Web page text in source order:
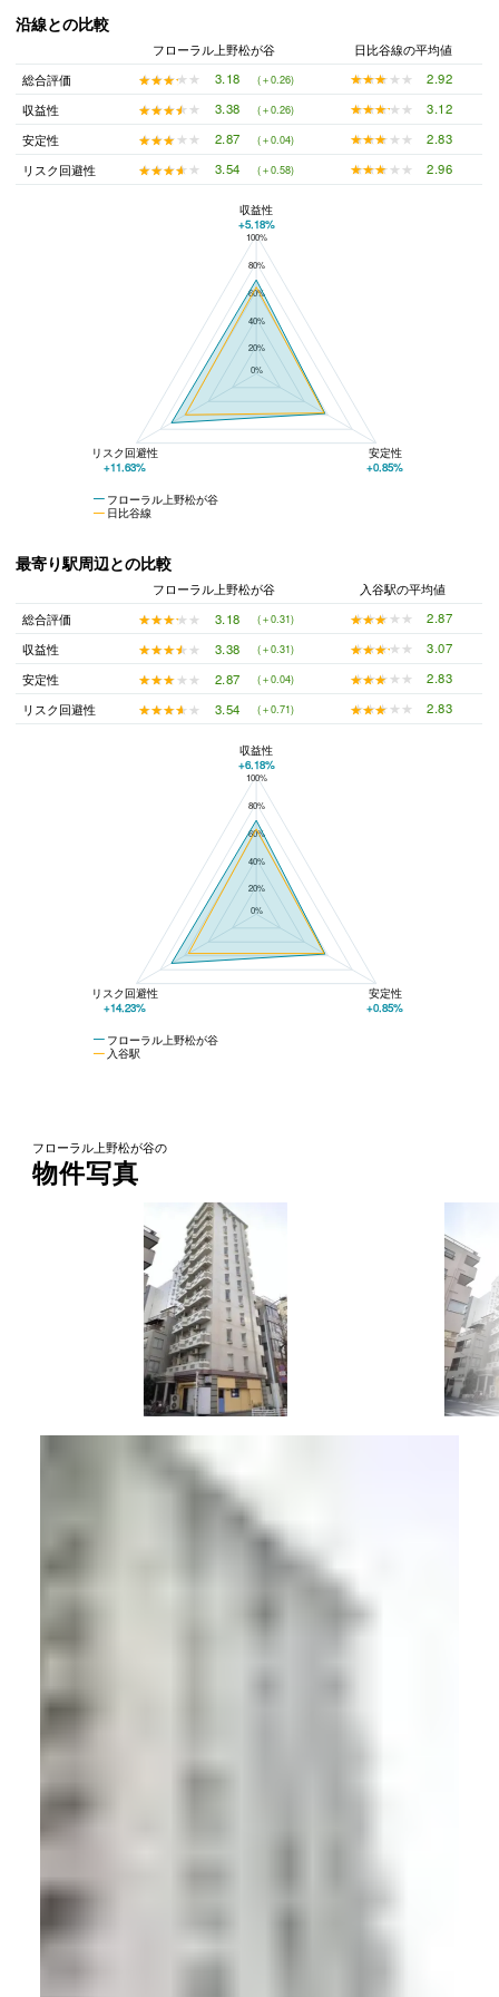
沿線との比較
フローラル上野松が谷
日比谷線の平均値
総合評価
★★★★★
★★★★★ 3.18 (＋0.26) ★★★★★
★★★★★
2.92
収益性
★★★★★
★★★★★ 3.38 (＋0.26) ★★★★★
★★★★★
3.12
安定性
★★★★★
★★★★★ 2.87 (＋0.04) ★★★★★
★★★★★
2.83
リスク回避性
★★★★★
★★★★★ 3.54 (＋0.58) ★★★★★
★★★★★ 2.96
フローラル上野松が谷と日比谷線の平均値の総合評価の比較
100%
80%
60%
40%
20%
0%
フローラル上野松が谷
日比谷線
収益性
+5.18%
リスク回避性
+11.63%
安定性
+0.85%
最寄り駅周辺との比較
フローラル上野松が谷
入谷駅の平均値
総合評価
★★★★★
★★★★★ 3.18 (＋0.31) ★★★★★
★★★★★
2.87
収益性
★★★★★
★★★★★ 3.38 (＋0.31) ★★★★★
★★★★★
3.07
安定性
★★★★★
★★★★★ 2.87 (＋0.04) ★★★★★
★★★★★
2.83
リスク回避性
★★★★★
★★★★★ 3.54 (＋0.71) ★★★★★
★★★★★ 2.83
フローラル上野松が谷と入谷駅の平均値の総合評価の比較
100%
80%
60%
40%
20%
0%
フローラル上野松が谷
入谷駅
収益性
+6.18%
リスク回避性
+14.23%
安定性
+0.85%
フローラル上野松が谷の
物件写真